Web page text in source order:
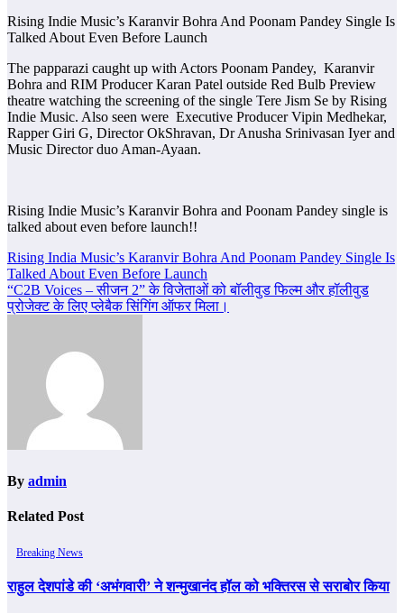
Rising Indie Music’s Karanvir Bohra And Poonam Pandey Single Is
Talked About Even Before Launch
The papparazi caught up with Actors Poonam Pandey, Karanvir
Bohra and RIM Producer Karan Patel outside Red Bulb Preview
theatre watching the screening of the single Tere Jism Se by Rising
Indie Music. Also seen were Executive Producer Vipin Medhekar,
Rapper Giri G, Director OkShravan, Dr Anusha Srinivasan Iyer and
Music Director duo Aman-Ayaan.
Rising Indie Music’s Karanvir Bohra and Poonam Pandey single is
talked about even before launch!!
Post
navigation
Rising India Music’s Karanvir Bohra And Poonam Pandey Single Is
Talked About Even Before Launch
“C2B Voices – सीजन 2” के विजेताओं को बॉलीवुड फिल्म और हॉलीवुड
प्रोजेक्ट के लिए प्लेबैक सिंगिंग ऑफर मिला।
By admin
Related Post
Breaking News
राहुल देशपांडे की ‘अभंगवारी’ ने शन्मुखानंद हॉल को भक्तिरस से सराबोर किया